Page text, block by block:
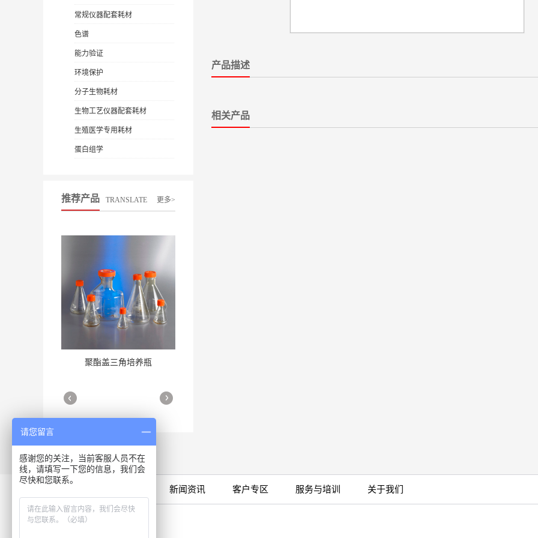
常规仪器配套耗材
色谱
能力验证
环境保护
分子生物耗材
生物工艺仪器配套耗材
生殖医学专用耗材
蛋白组学
推荐产品 TRANSLATE 更多>
聚酯盖三角培养瓶
More
产品描述
相关产品
新闻资讯 客户专区 服务与培训 关于我们
咨询专线
请您留言
感谢您的关注，当前客服人员不在
线，请填写一下您的信息，我们会
尽快和您联系。